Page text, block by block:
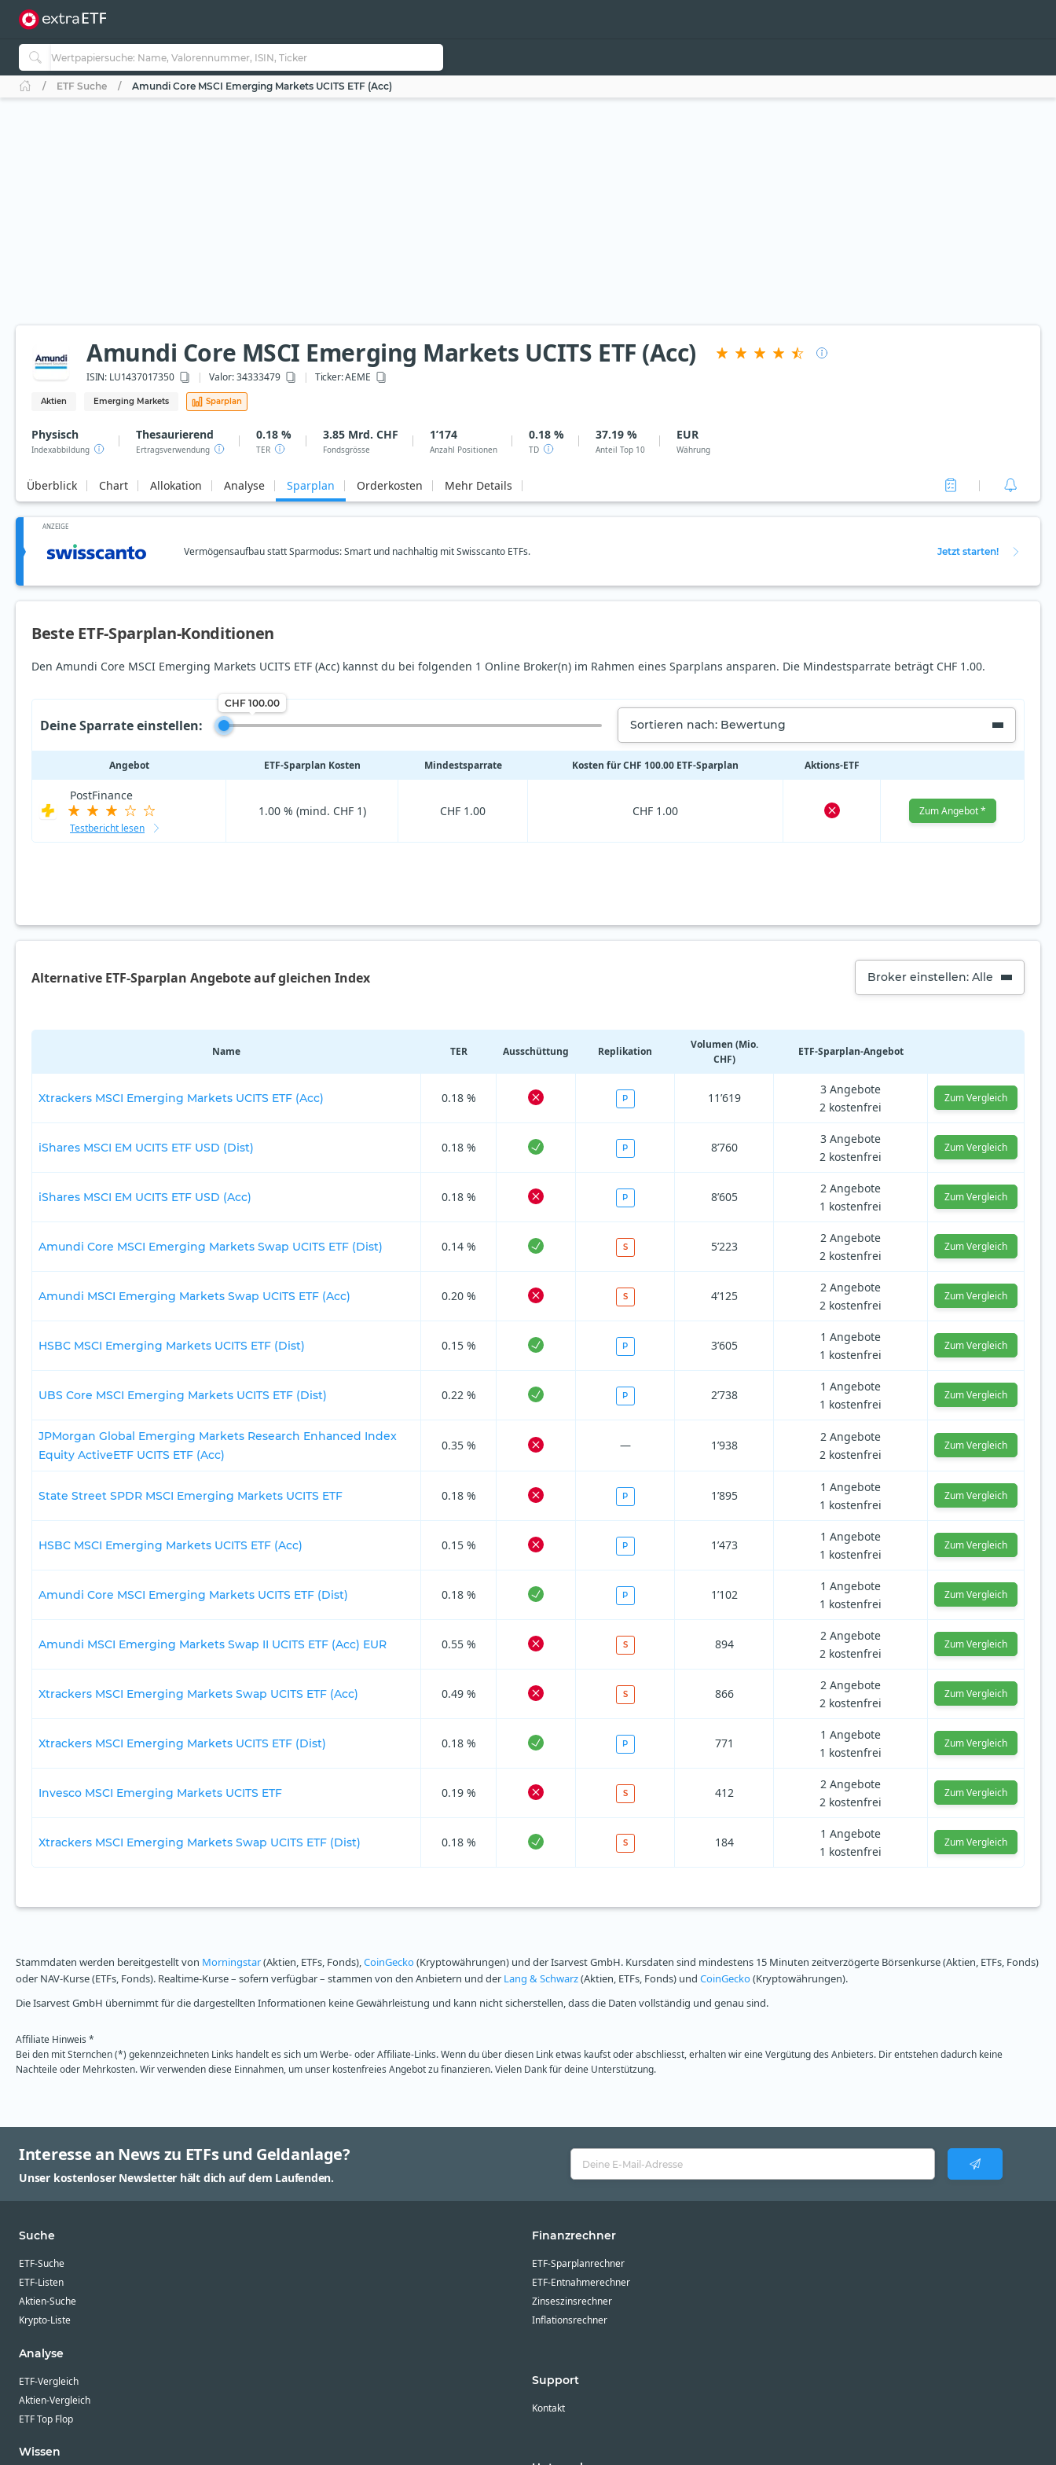
ETF Suche Amundi Core MSCI Emerging Markets UCITS ETF (Acc)
Amundi Core MSCI Emerging Markets UCITS ETF (Acc)
ISIN: LU1437017350 Valor: 34333479 Ticker:AEME
Aktien Emerging Markets Sparplan
Physisch
Indexabbildung
Thesaurierend
Ertragsverwendung
0.18 %
TER
3.85 Mrd. CHF
Fondsgrösse
1’174
Anzahl Positionen
0.18 %
TD
37.19 %
Anteil Top 10
EUR
Währung
Überblick Chart Allokation Analyse Sparplan Orderkosten Mehr Details
ANZEIGE
Vermögensaufbau statt Sparmodus: Smart und nachhaltig mit Swisscanto ETFs. Jetzt starten!
Beste ETF-Sparplan-Konditionen
Den Amundi Core MSCI Emerging Markets UCITS ETF (Acc) kannst du bei folgenden 1 Online Broker(n) im Rahmen eines Sparplans ansparen. Die Mindestsparrate beträgt CHF 1.00.
Deine Sparrate einstellen:
CHF 100.00
Sortieren nach: Bewertung
Angebot ETF‑Sparplan Kosten Mindestsparrate Kosten für CHF 100.00 ETF-Sparplan Aktions‑ETF
PostFinance
Testbericht lesen
1.00 % (mind. CHF 1) CHF 1.00 CHF 1.00 Zum Angebot *
Alternative ETF-Sparplan Angebote auf gleichen Index Broker einstellen: Alle
Name TER Ausschüttung Replikation
Volumen (Mio.
CHF)
ETF-Sparplan-Angebot
Xtrackers MSCI Emerging Markets UCITS ETF (Acc) 0.18 % P 11’619
3 Angebote
2 kostenfrei
Zum Vergleich
iShares MSCI EM UCITS ETF USD (Dist) 0.18 % P 8’760
3 Angebote
2 kostenfrei
Zum Vergleich
iShares MSCI EM UCITS ETF USD (Acc) 0.18 % P 8’605
2 Angebote
1 kostenfrei
Zum Vergleich
Amundi Core MSCI Emerging Markets Swap UCITS ETF (Dist) 0.14 % S 5’223
2 Angebote
2 kostenfrei
Zum Vergleich
Amundi MSCI Emerging Markets Swap UCITS ETF (Acc) 0.20 % S 4’125
2 Angebote
2 kostenfrei
Zum Vergleich
HSBC MSCI Emerging Markets UCITS ETF (Dist) 0.15 % P 3’605
1 Angebote
1 kostenfrei
Zum Vergleich
UBS Core MSCI Emerging Markets UCITS ETF (Dist) 0.22 % P 2’738
1 Angebote
1 kostenfrei
Zum Vergleich
JPMorgan Global Emerging Markets Research Enhanced Index
Equity ActiveETF UCITS ETF (Acc)
0.35 % — 1’938
2 Angebote
2 kostenfrei
Zum Vergleich
State Street SPDR MSCI Emerging Markets UCITS ETF 0.18 % P 1’895
1 Angebote
1 kostenfrei
Zum Vergleich
HSBC MSCI Emerging Markets UCITS ETF (Acc) 0.15 % P 1’473
1 Angebote
1 kostenfrei
Zum Vergleich
Amundi Core MSCI Emerging Markets UCITS ETF (Dist) 0.18 % P 1’102
1 Angebote
1 kostenfrei
Zum Vergleich
Amundi MSCI Emerging Markets Swap II UCITS ETF (Acc) EUR 0.55 % S 894
2 Angebote
2 kostenfrei
Zum Vergleich
Xtrackers MSCI Emerging Markets Swap UCITS ETF (Acc) 0.49 % S 866
2 Angebote
2 kostenfrei
Zum Vergleich
Xtrackers MSCI Emerging Markets UCITS ETF (Dist) 0.18 % P 771
1 Angebote
1 kostenfrei
Zum Vergleich
Invesco MSCI Emerging Markets UCITS ETF 0.19 % S 412
2 Angebote
2 kostenfrei
Zum Vergleich
Xtrackers MSCI Emerging Markets Swap UCITS ETF (Dist) 0.18 % S 184
1 Angebote
1 kostenfrei
Zum Vergleich
Stammdaten werden bereitgestellt von Morningstar(Aktien, ETFs, Fonds),CoinGecko(Kryptowährungen) und der Isarvest GmbH. Kursdaten sind mindestens 15 Minuten zeitverzögerte Börsenkurse (Aktien, ETFs, Fonds)
oder NAV-Kurse (ETFs, Fonds). Realtime-Kurse – sofern verfügbar – stammen von den Anbietern und der Lang & Schwarz(Aktien, ETFs, Fonds) und CoinGecko(Kryptowährungen).
Die Isarvest GmbH übernimmt für die dargestellten Informationen keine Gewährleistung und kann nicht sicherstellen, dass die Daten vollständig und genau sind.
Affiliate Hinweis *
Bei den mit Sternchen (*) gekennzeichneten Links handelt es sich um Werbe- oder Affiliate-Links. Wenn du über diesen Link etwas kaufst oder abschliesst, erhalten wir eine Vergütung des Anbieters. Dir entstehen dadurch keine
Nachteile oder Mehrkosten. Wir verwenden diese Einnahmen, um unser kostenfreies Angebot zu finanzieren. Vielen Dank für deine Unterstützung.
Interesse an News zu ETFs und Geldanlage?
Unser kostenloser Newsletter hält dich auf dem Laufenden.
Suche
ETF-Suche
ETF-Listen
Aktien-Suche
Krypto-Liste
Analyse
ETF-Vergleich
Aktien-Vergleich
ETF Top Flop
Wissen
Finanzrechner
ETF-Sparplanrechner
ETF-Entnahmerechner
Zinseszinsrechner
Inflationsrechner
Support
Kontakt